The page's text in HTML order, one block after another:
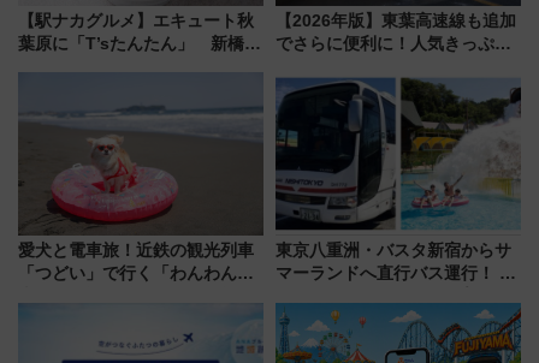
【駅ナカグルメ】エキュート秋
葉原に「T’sたんたん」 新橋に
たまご」新グルメ続々登場！
【2026年8月】
【2026年版】東葉高速線も追加
でさらに便利に！人気きっぷ
今年も発売 秋・早春に千葉県を
巡るなら使い勝手・コスパ抜群
愛犬と電車旅！近鉄の観光列車
「つどい」で行く「わんわん列
東京八重洲・バスタ新宿からサ
マーランドへ直行バス運行！ お
推し活を楽しもう！（2026年
8/1～31）